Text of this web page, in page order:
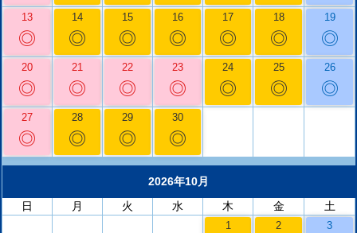
13
◎
14
◎
15
◎
16
◎
17
◎
18
◎
19
◎
20
◎
21
◎
22
◎
23
◎
24
◎
25
◎
26
◎
27
◎
28
◎
29
◎
30
◎
2026年10月
日
月 火 水 木 金 土
1 2 3